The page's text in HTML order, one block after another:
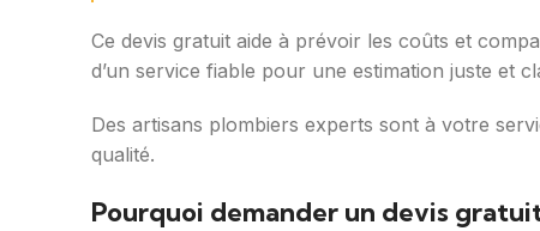
Ce devis gratuit aide à prévoir les coûts et
d’un service fiable pour une estimation juste et
Des artisans plombiers experts sont à votre
qualité.
Pourquoi demander un devis